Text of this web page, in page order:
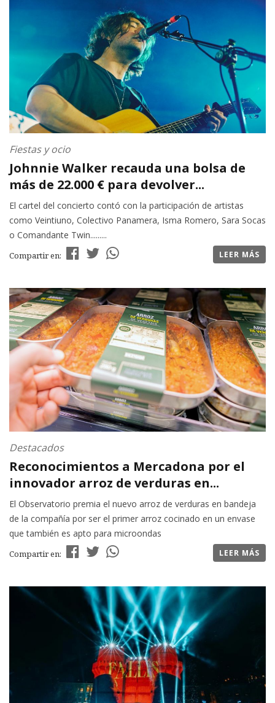
Fiestas y ocio
Johnnie Walker recauda una bolsa de
más de 22.000 € para devolver...
El cartel del concierto contó con la participación de artistas
como Veintiuno, Colectivo Panamera, Isma Romero, Sara Socas
o Comandante Twin.........
Compartir en: LEER MÁS
Destacados
Reconocimientos a Mercadona por el
innovador arroz de verduras en...
El Observatorio premia el nuevo arroz de verduras en bandeja
de la compañía por ser el primer arroz cocinado en un envase
que también es apto para microondas
Compartir en: LEER MÁS